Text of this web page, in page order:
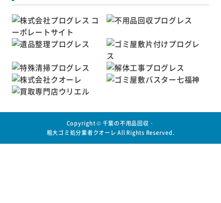
Copyright © 千葉の不用品回収・
粗大ゴミ処分業者クオーレ All Rights Reserved.